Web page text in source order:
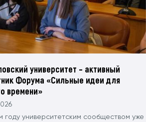
университет – активный
Форума «Сильные идеи для
времени»
году университетским сообществом уже